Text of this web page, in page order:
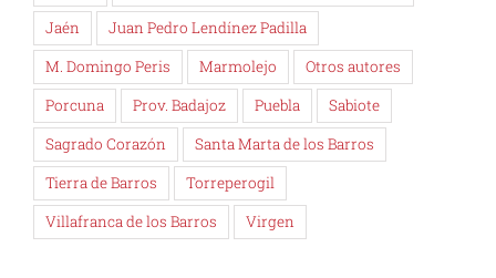
Jaén
Juan Pedro Lendínez Padilla
M. Domingo Peris
Marmolejo
Otros autores
Porcuna
Prov. Badajoz Puebla
Sabiote
Sagrado Corazón
Santa Marta de los Barros
Tierra de Barros
Torreperogil
Villafranca de los Barros
Virgen